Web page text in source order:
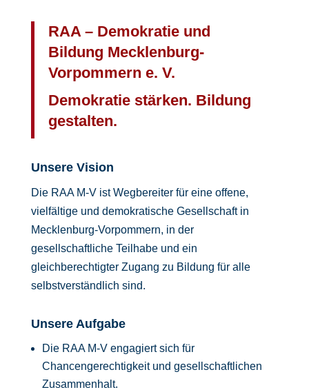
RAA – Demokratie und
Bildung Mecklenburg-
Vorpommern e. V.
Demokratie stärken. Bildung
gestalten.
Unsere Vision
Die RAA M-V ist Wegbereiter für eine offene,
vielfältige und demokratische Gesellschaft in
Mecklenburg-Vorpommern, in der
gesellschaftliche Teilhabe und ein
gleichberechtigter Zugang zu Bildung für alle
selbstverständlich sind.
Unsere Aufgabe
Die RAA M-V engagiert sich für
Chancengerechtigkeit und gesellschaftlichen
Zusammenhalt.